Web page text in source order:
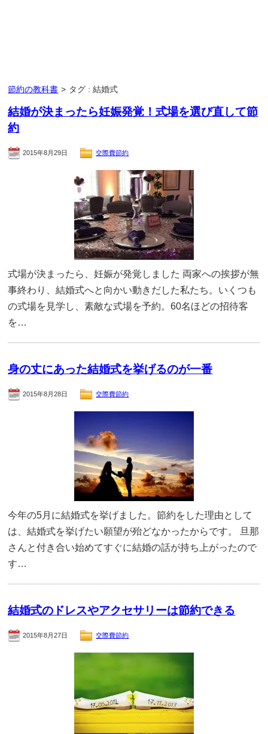
節約の教科書 > タグ : 結婚式
結婚が決まったら妊娠発覚！式場を選び直して節
約
2015年8月29日 交際費節約
式場が決まったら、妊娠が発覚しました 両家への挨拶が無
事終わり、結婚式へと向かい動きだした私たち。いくつも
の式場を見学し、素敵な式場を予約。60名ほどの招待客
を…
身の丈にあった結婚式を挙げるのが一番
2015年8月28日 交際費節約
今年の5月に結婚式を挙げました。節約をした理由として
は、結婚式を挙げたい願望が殆どなかったからです。 旦那
さんと付き合い始めてすぐに結婚の話が持ち上がったので
す…
結婚式のドレスやアクセサリーは節約できる
2015年8月27日 交際費節約